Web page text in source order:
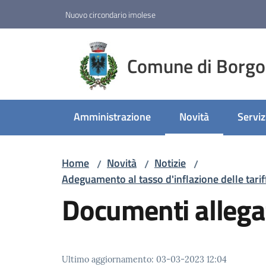
Nuovo circondario imolese
Comune di
Amministrazione Novità
Menu selezionato
Home / Novità / Notizie /
Adeguamento al tasso d'inflazione delle
Documenti
Ultimo aggiornamento: 03-03-2023 12:04